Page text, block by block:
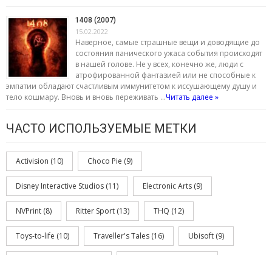
1408 (2007)
15.02.2022
Наверное, самые страшные вещи и доводящие до
состояния панического ужаса события происходят
в нашей голове. Не у всех, конечно же, люди с
атрофированной фантазией или не способные к
эмпатии обладают счастливым иммунитетом к иссушающему душу и
тело кошмару. Вновь и вновь переживать …Читать далее »
ЧАСТО ИСПОЛЬЗУЕМЫЕ МЕТКИ
Activision (10) Choco Pie (9)
Disney Interactive Studios (11) Electronic Arts (9)
NVPrint (8) Ritter Sport (13) THQ (12)
Toys-to-life (10) Traveller's Tales (16) Ubisoft (9)